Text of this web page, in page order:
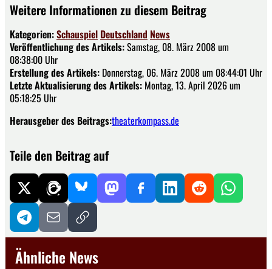
Weitere Informationen zu diesem Beitrag
Kategorien:Schauspiel Deutschland News
Veröffentlichung des Artikels:Samstag, 08. März 2008 um
08:38:00 Uhr
Erstellung des Artikels: Donnerstag, 06. März 2008 um 08:44:01 Uhr
Letzte Aktualisierung des Artikels: Montag, 13. April 2026 um
05:18:25 Uhr
Herausgeber des Beitrags:theaterkompass.de
Teile den Beitrag auf
Ähnliche News